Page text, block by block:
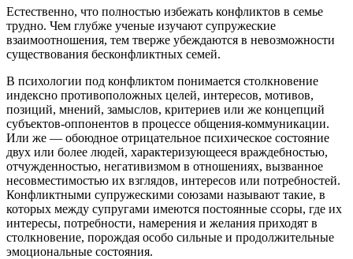
Естественно, что полностью избежать конфликтов в семье
трудно. Чем глубже ученые изучают супружеские
взаимоотношения, тем тверже убеждаются в невозможности
существования бесконфликтных семей.
В психологии под конфликтом понимается столкновение
индексно противоположных целей, интересов, мотивов,
позиций, мнений, замыслов, критериев или же концепций
субъектов-оппонентов в процессе общения-коммуникации.
Или же — обоюдное отрицательное психическое состояние
двух или более людей, характеризующееся враждебностью,
отчужденностью, негативизмом в отношениях, вызванное
несовместимостью их взглядов, интересов или потребностей.
Конфликтными супружескими союзами называют такие, в
которых между супругами имеются постоянные ссоры, где их
интересы, потребности, намерения и желания приходят в
столкновение, порождая особо сильные и продолжительные
эмоциональные состояния.